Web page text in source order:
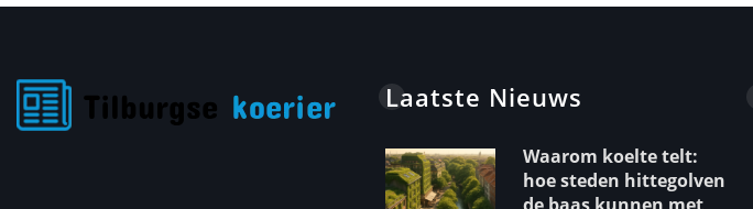
Laatste Nieuws
Waarom koelte telt:
hoe steden hittegolven